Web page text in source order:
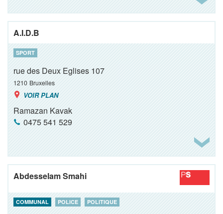
A.I.D.B
SPORT
rue des Deux Eglises 107
1210 Bruxelles
VOIR PLAN
Ramazan Kavak
0475 541 529
Abdesselam Smahi
COMMUNAL POLICE POLITIQUE